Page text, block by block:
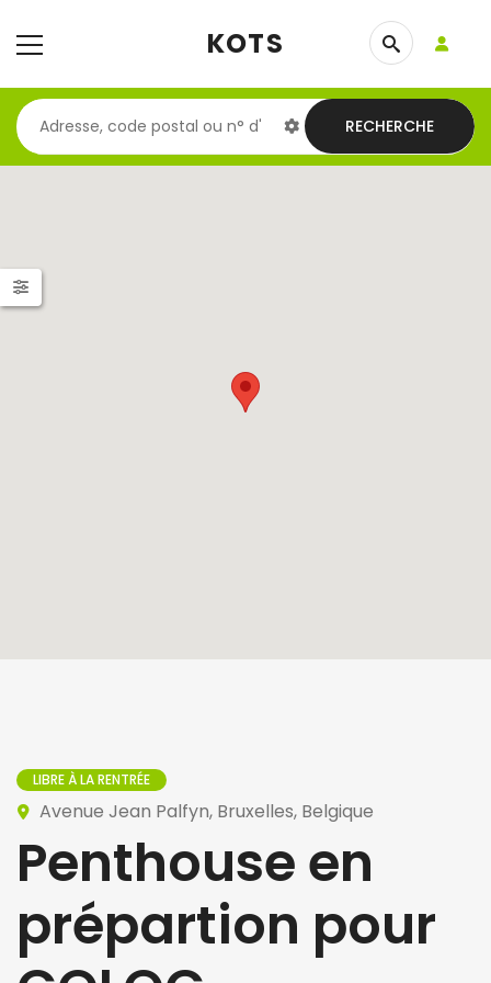
KOTS
RECHERCHE
LIBRE À LA RENTRÉE
Avenue Jean Palfyn, Bruxelles, Belgique
Penthouse en
prépartion pour